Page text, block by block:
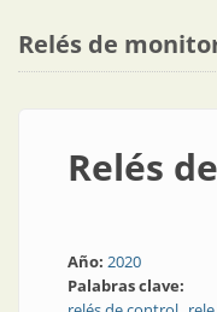
Relés de
Relés
Año: 2020
Palabras clave: